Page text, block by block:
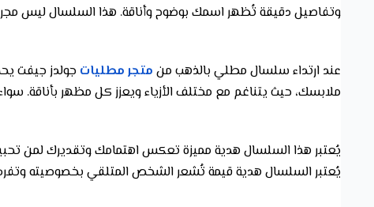
وتفاصيل دقيقة تُظهر اسمك بوضوح وأناقة. هذا السلسال ليس
عند ارتداء سلسال مطلي بالذهب من متجر مطليات جولدز جيفت
ملابسك، حيث يتناغم مع مختلف الأزياء ويعزز كل مظهر بأناقة.
يُعتبر هذا السلسال هدية مميزة تعكس اهتمامك وتقديرك لمن
يُعتبر السلسال هدية قيمة تُشعر الشخص المتلقي بخصوصيته